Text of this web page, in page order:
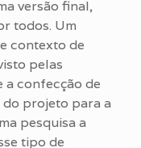
versão final,
todos. Um
contexto de
pelas
a confecção de
projeto para a
pesquisa a
tipo de